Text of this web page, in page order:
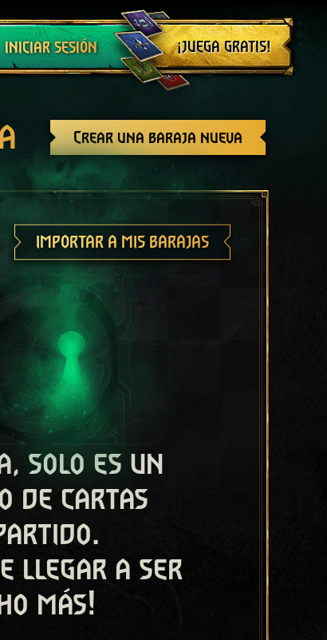
INICIAR SESIÓN
sesión
¡JUEGA GRATIS!
Crear una baraja nueva
IMPORTAR A MIS BARAJAS
solo es un
de cartas
llegar a ser
más!